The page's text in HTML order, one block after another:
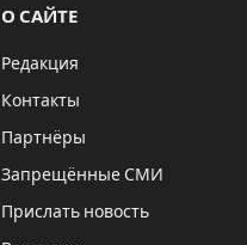
О САЙТЕ
Редакция
Контакты
Партнёры
Запрещённые СМИ
Прислать новость